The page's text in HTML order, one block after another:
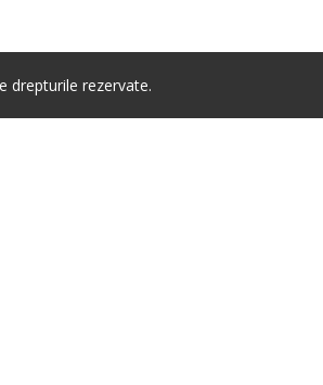
drepturile rezervate.